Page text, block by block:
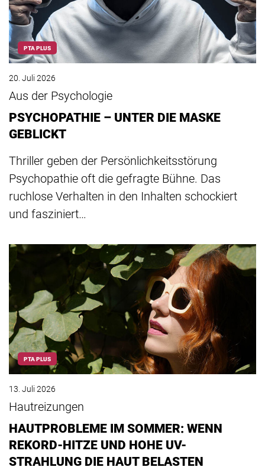
PTA PLUS
20. Juli 2026
Aus der Psychologie
PSYCHOPATHIE – UNTER DIE MASKE
GEBLICKT
Thriller geben der Persönlichkeitsstörung
Psychopathie oft die gefragte Bühne. Das
ruchlose Verhalten in den Inhalten schockiert
und fasziniert…
PTA PLUS
13. Juli 2026
Hautreizungen
HAUTPROBLEME IM SOMMER: WENN
REKORD-HITZE UND HOHE UV-
STRAHLUNG DIE HAUT BELASTEN